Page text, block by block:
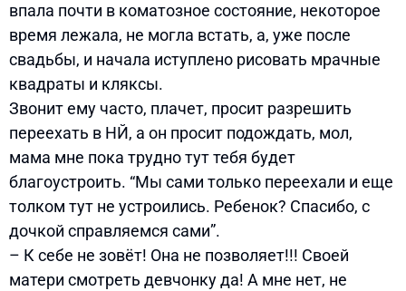
впала почти в коматозное состояние, некоторое
время лежала, не могла встать, а, уже после
свадьбы, и начала иступлено рисовать мрачные
квадраты и кляксы.
Звонит ему часто, плачет, просит разрешить
переехать в НЙ, а он просит подождать, мол,
мама мне пока трудно тут тебя будет
благоустроить. “Мы сами только переехали и еще
толком тут не устроились. Ребенок? Спасибо, с
дочкой справляемся сами”.
– К себе не зовёт! Она не позволяет!!! Своей
матери смотреть девчонку да! А мне нет, не